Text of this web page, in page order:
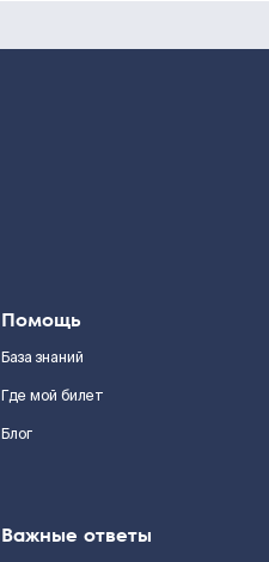
Помощь
База знаний
Где мой билет
Блог
Важные ответы